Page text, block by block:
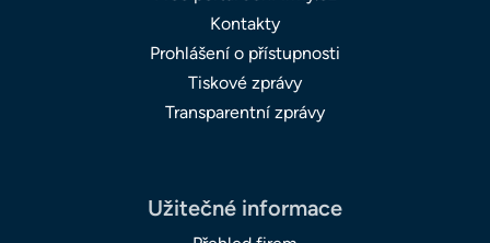
Kontakty
Prohlášení o přístupnosti
Tiskové zprávy
Transparentní zprávy
Užitečné informace